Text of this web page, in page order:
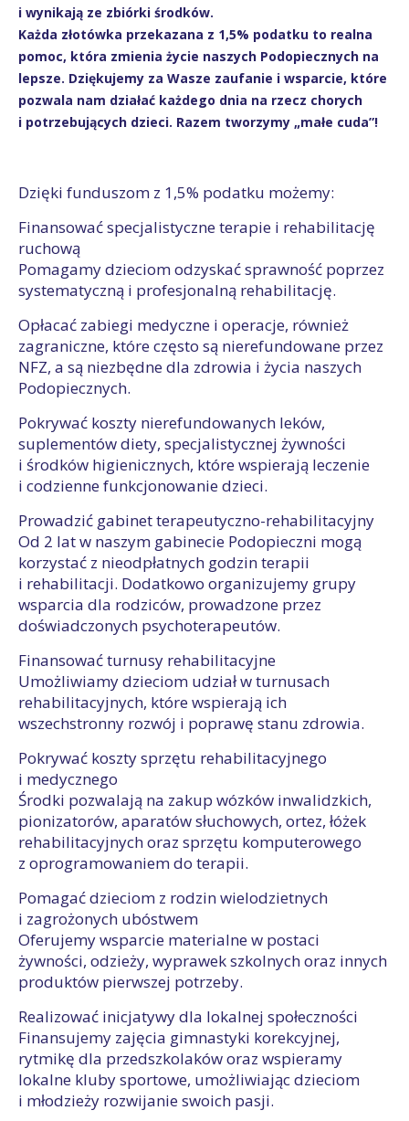
i wynikają ze zbiórki środków.
Każda złotówka przekazana z 1,5% podatku to realna
pomoc, która zmienia życie naszych Podopiecznych na
lepsze. Dziękujemy za Wasze zaufanie i wsparcie, które
pozwala nam działać każdego dnia na rzecz chorych
i potrzebujących dzieci. Razem tworzymy „małe cuda”!
Dzięki funduszom z 1,5% podatku możemy:
Finansować specjalistyczne terapie i rehabilitację
ruchową
Pomagamy dzieciom odzyskać sprawność poprzez
systematyczną i profesjonalną rehabilitację.
Opłacać zabiegi medyczne i operacje, również
zagraniczne, które często są nierefundowane przez
NFZ, a są niezbędne dla zdrowia i życia naszych
Podopiecznych.
Pokrywać koszty nierefundowanych leków,
suplementów diety, specjalistycznej żywności
i środków higienicznych, które wspierają leczenie
i codzienne funkcjonowanie dzieci.
Prowadzić gabinet terapeutyczno-rehabilitacyjny
Od 2 lat w naszym gabinecie Podopieczni mogą
korzystać z nieodpłatnych godzin terapii
i rehabilitacji. Dodatkowo organizujemy grupy
wsparcia dla rodziców, prowadzone przez
doświadczonych psychoterapeutów.
Finansować turnusy rehabilitacyjne
Umożliwiamy dzieciom udział w turnusach
rehabilitacyjnych, które wspierają ich
wszechstronny rozwój i poprawę stanu zdrowia.
Pokrywać koszty sprzętu rehabilitacyjnego
i medycznego
Środki pozwalają na zakup wózków inwalidzkich,
pionizatorów, aparatów słuchowych, ortez, łóżek
rehabilitacyjnych oraz sprzętu komputerowego
z oprogramowaniem do terapii.
Pomagać dzieciom z rodzin wielodzietnych
i zagrożonych ubóstwem
Oferujemy wsparcie materialne w postaci
żywności, odzieży, wyprawek szkolnych oraz innych
produktów pierwszej potrzeby.
Realizować inicjatywy dla lokalnej społeczności
Finansujemy zajęcia gimnastyki korekcyjnej,
rytmikę dla przedszkolaków oraz wspieramy
lokalne kluby sportowe, umożliwiając dzieciom
i młodzieży rozwijanie swoich pasji.